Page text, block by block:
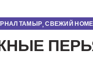
ТАМЫР,СВЕЖИЙ